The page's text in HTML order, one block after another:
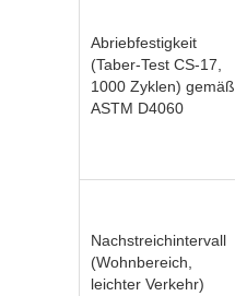
Abriebfestigkeit
(Taber-Test CS-17,
1000 Zyklen) gemäß
ASTM D4060
Nachstreichintervall
(Wohnbereich,
leichter Verkehr)